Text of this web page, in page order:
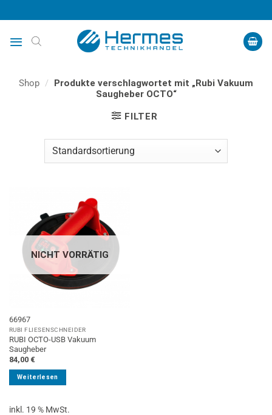
Inhalt
springen
Shop /
Produkte verschlagwortet mit „Rubi Vakuum
Saugheber OCTO“
FILTER
NICHT VORRÄTIG
66967
RUBI FLIESENSCHNEIDER
RUBI OCTO-USB Vakuum
Saugheber
84,00 €
Weiterlesen
inkl. 19 % MwSt.